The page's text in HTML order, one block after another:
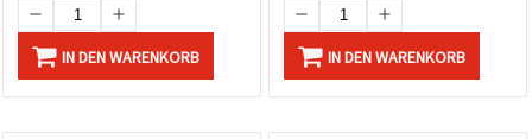
IN DEN WARENKORB IN DEN WARENKORB